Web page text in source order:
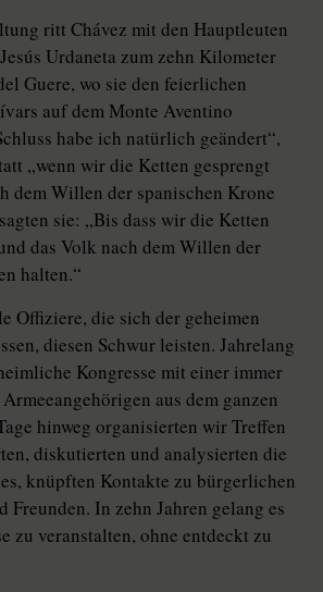
ritt Chávez mit den Hauptleuten
Urdaneta zum zehn Kilometer
Guere, wo sie den feierlichen
auf dem Monte Aventino
habe ich natürlich geändert“,
„wenn wir die Ketten gesprengt
dem Willen der spanischen Krone
sie: „Bis dass wir die Ketten
das Volk nach dem Willen der
halten.“
Offiziere, die sich der geheimen
diesen Schwur leisten. Jahrelang
Kongresse mit einer immer
aus dem ganzen
hinweg organisierten wir Treffen
diskutierten und analysierten die
knüpften Kontakte zu bürgerlichen
Freunden. In zehn Jahren gelang es
zu veranstalten, ohne entdeckt zu